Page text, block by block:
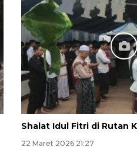
Shalat Idul Fitri di Rutan
22 Maret 2026 21:27